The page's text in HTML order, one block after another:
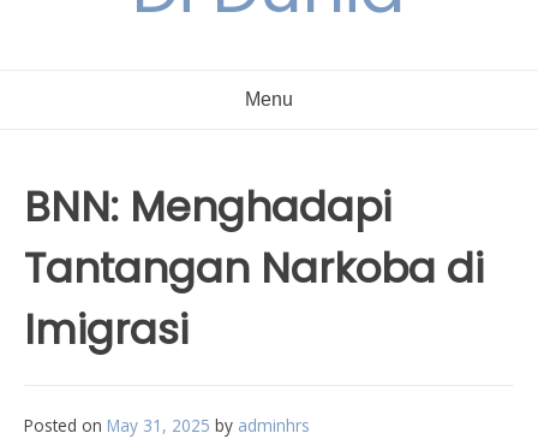
Menu
BNN: Menghadapi
Tantangan Narkoba di
Imigrasi
Posted on May 31, 2025 by adminhrs